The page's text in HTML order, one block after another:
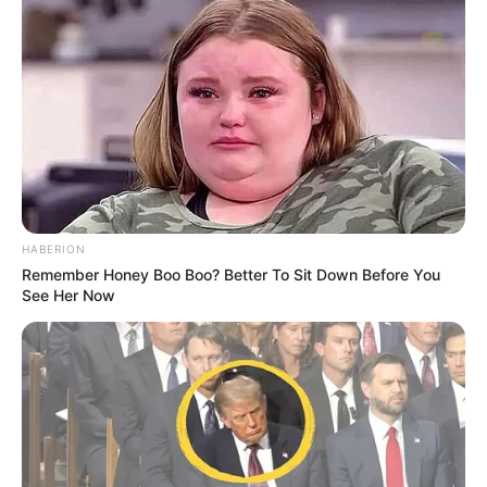
HABERION
Remember Honey Boo Boo? Better To Sit Down Before You
See Her Now